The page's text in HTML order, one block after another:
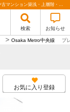
プレサンスロジェ堺筋本町 大阪府大阪市中央区南本町1-4-97,880万円の中古マンション築浅・上層階・駅近・南向き・ペット飼育可・床暖房｜株式会社ハウスコミュニケーション
検索 お知らせ
> Osaka Metro中央線 プ
お気に入り登録